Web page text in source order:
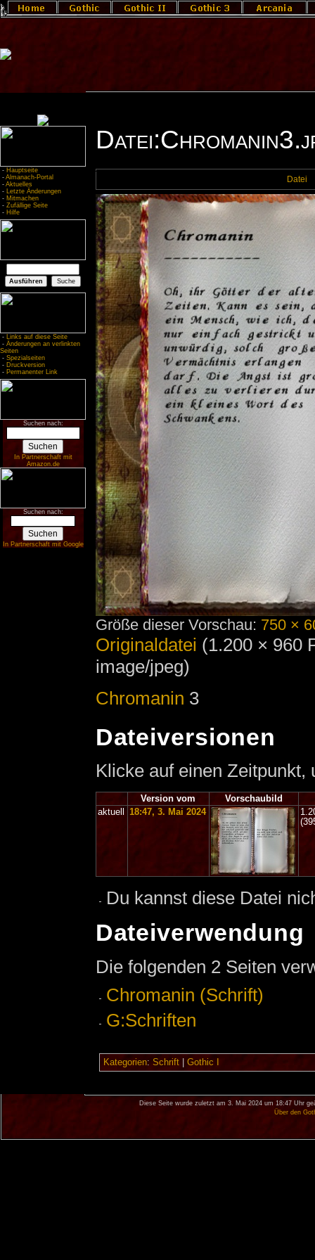
- Hauptseite
- Almanach-Portal
- Aktuelles
- Letzte Änderungen
- Mitmachen
- Zufällige Seite
- Hilfe
- Links auf diese Seite
- Änderungen an verlinkten
Seiten
- Spezialseiten
- Druckversion
- Permanenter Link
Suchen nach:
In Partnerschaft mit
Amazon.de
Suchen nach:
In Partnerschaft mit Google
Datei
Größe dieser Vorschau: 750 ×
Originaldatei (1.200 × 960
image/jpeg)
Chromanin 3
Dateiversionen
Klicke auf einen
Version vom
Vorschaubild
aktuell
18:47, 3. Mai 2024
Du kannst diese Datei
Dateiverwendung
Die folgenden 2 Seiten
Chromanin (Schrift)
G:Schriften
Kategorien: Schrift| Gothic I
Diese Seite wurde zuletzt am 3. Mai 2024 um 18:47 Uhr
Über den